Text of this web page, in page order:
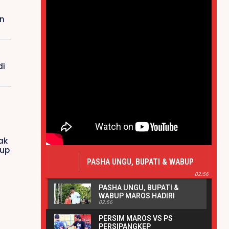
PASHA UNGU, BUPATI & WABUP
MAROS HADIRI PERESMIAN ALUN-
ALUN BANK SULSELBAR MAROS |
REAKSIPRESS.COM
02:56
PASHA UNGU, BUPATI &
WABUP MAROS HADIRI
PERESMIAN ALUN-ALUN
REAKSIPRESS.COM
02:56
PERSIM MAROS VS PS
PERSIPANGKEP